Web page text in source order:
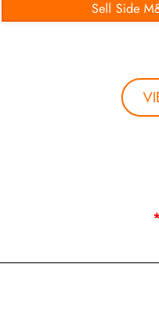
Sell Side
*